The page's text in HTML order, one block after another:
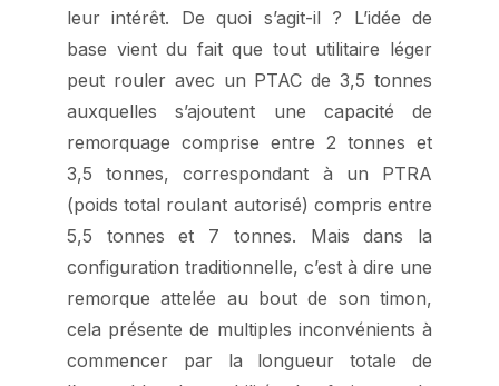
leur intérêt. De quoi s’agit-il ? L’idée de
base vient du fait que tout utilitaire léger
peut rouler avec un PTAC de 3,5 tonnes
auxquelles s’ajoutent une capacité de
remorquage comprise entre 2 tonnes et
3,5 tonnes, correspondant à un PTRA
(poids total roulant autorisé) compris entre
5,5 tonnes et 7 tonnes. Mais dans la
configuration traditionnelle, c’est à dire une
remorque attelée au bout de son timon,
cela présente de multiples inconvénients à
commencer par la longueur totale de